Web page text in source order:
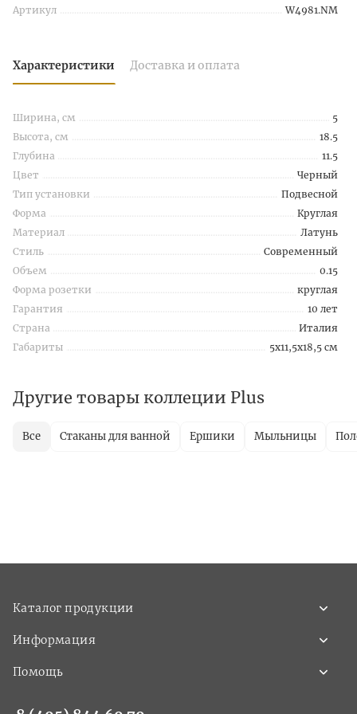
Артикул W4981.NM
Характеристики Доставка и оплата
Ширина, см
5
Высота, см
18.5
Глубина
11.5
Цвет
Черный
Тип установки
Подвесной
Форма
Круглая
Материал
Латунь
Стиль
Современный
Объем
0.15
Форма розетки
круглая
Гарантия
10 лет
Страна
Италия
Габариты
5x11,5x18,5 см
Другие товары коллеции Plus
Все Стаканы для ванной Ершики Мыльницы
Каталог продукции
Информация
Помощь